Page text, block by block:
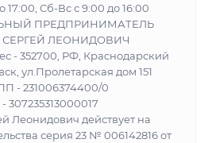
17:00, Сб-Вс с 9:00 до 16:00
ПРЕДПРИНИМАТЕЛЬ
СЕРГЕЙ ЛЕОНИДОВИЧ
- 352700, РФ, Краснодарский
ул.Пролетарская дом 151
- 231006374400/0
307235313000017
Леонидович действует на
серия 23 № 006142816 от